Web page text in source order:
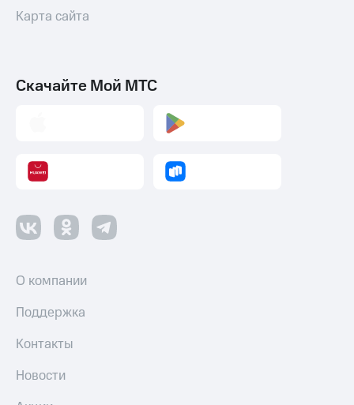
Карта сайта
Скачайте Мой МТС
О компании
Поддержка
Контакты
Новости